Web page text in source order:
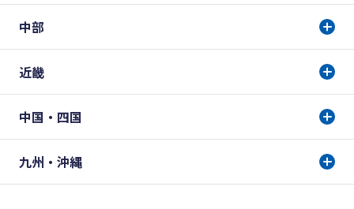
中部
近畿
中国・四国
九州・沖縄